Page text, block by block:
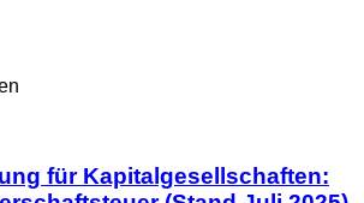
für Kapitalgesellschaften: